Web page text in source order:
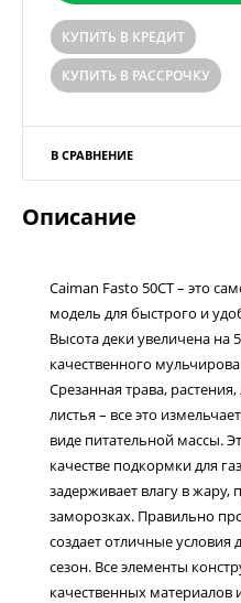
В СРАВНЕНИЕ
Описание
Caiman Fasto 50CT – это
модель для быстрого и
Высота деки увеличена на
качественного
Срезанная трава,
листья – все это
виде питательной массы.
качестве подкормки для
задерживает влагу в жару,
заморозках. Правильно
создает отличные условия
сезон. Все элементы
качественных